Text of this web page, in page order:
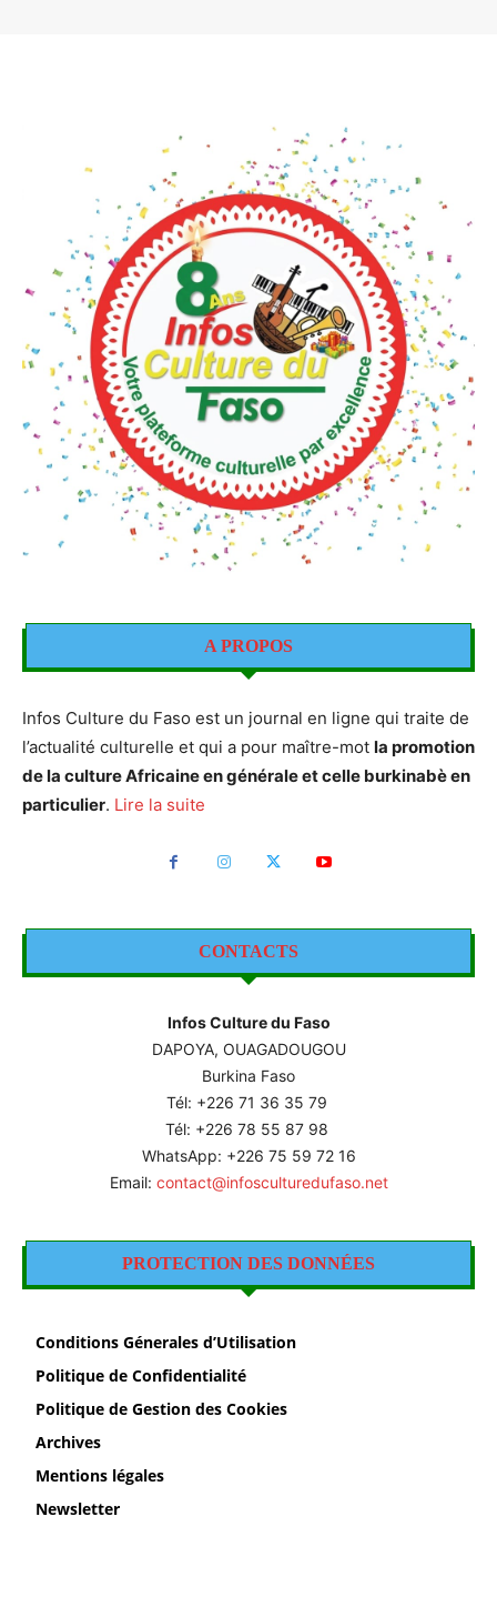
A PROPOS
Infos Culture du Faso est un journal en ligne qui traite de
l’actualité culturelle et qui a pour maître-mot la promotion
de la culture Africaine en générale et celle burkinabè en
particulier. Lire la suite
CONTACTS
Infos Culture du Faso
DAPOYA, OUAGADOUGOU
Burkina Faso
Tél: +226 71 36 35 79
Tél: +226 78 55 87 98
WhatsApp: +226 75 59 72 16
Email: contact@infosculturedufaso.net
PROTECTION DES DONNÉES
Conditions Génerales d’Utilisation
Politique de Confidentialité
Politique de Gestion des Cookies
Archives
Mentions légales
Newsletter